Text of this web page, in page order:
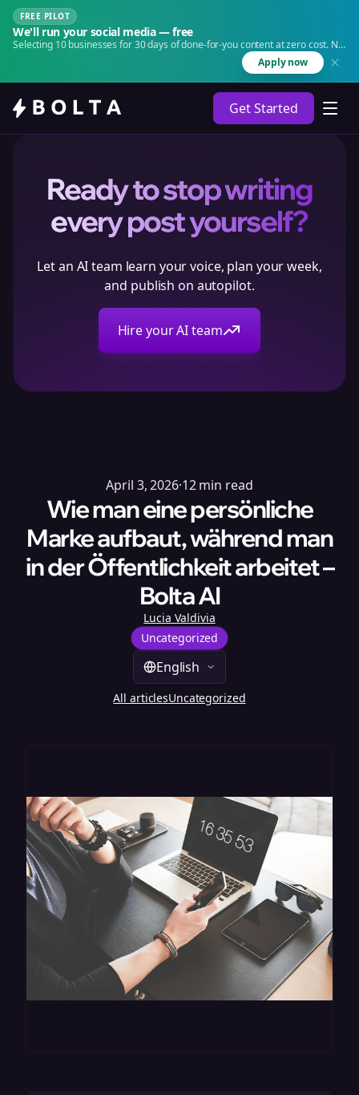
FREE PILOT
We'll run your social media — free
Selecting 10 businesses for 30 days of done-for-you content at zero cost. No
Apply now
Get Started
Ready to stop writing
every post yourself?
Let an AI team learn your voice, plan your week,
and publish on autopilot.
Hire your AI team
April 3, 2026·12 min read
Wie man eine persönliche
Marke aufbaut, während man
in der Öffentlichkeit arbeitet –
Bolta AI
Lucia Valdivia
Uncategorized
English
All articlesUncategorized